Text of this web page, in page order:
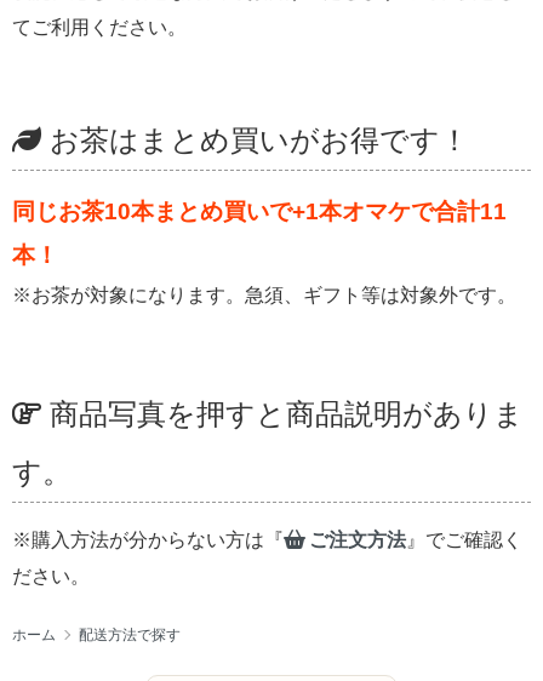
てご利用ください。
お茶はまとめ買いがお得です！
同じお茶10本まとめ買いで+1本オマケで合計11
本！
※お茶が対象になります。急須、ギフト等は対象外です。
商品写真を押すと商品説明がありま
す。
※購入方法が分からない方は『 ご注文方法 』でご確認く
ださい。
ホーム 配送方法で探す